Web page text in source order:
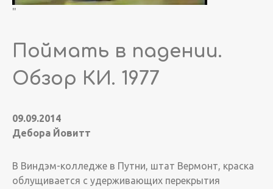
"
Поймать в падении.
Обзор КИ. 1977
09.09.2014
Дебора Йовитт
В Виндэм-колледже в Путни, штат Вермонт, краска
облущивается с удерживающих перекрытия